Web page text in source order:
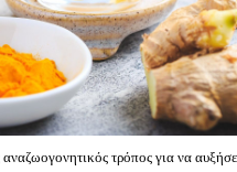
τρόπος για να